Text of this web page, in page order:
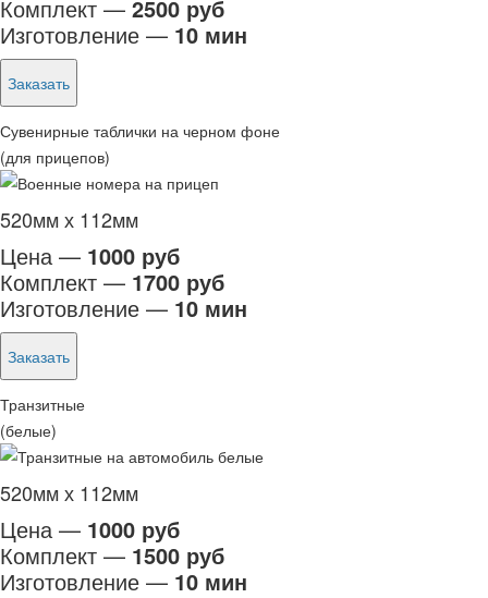
Комплект — 2500 руб
Изготовление — 10 мин
Заказать
Сувенирные таблички на черном фоне
(для прицепов)
520мм х 112мм
Цена — 1000 руб
Комплект — 1700 руб
Изготовление — 10 мин
Заказать
Транзитные
(белые)
520мм х 112мм
Цена — 1000 руб
Комплект — 1500 руб
Изготовление — 10 мин